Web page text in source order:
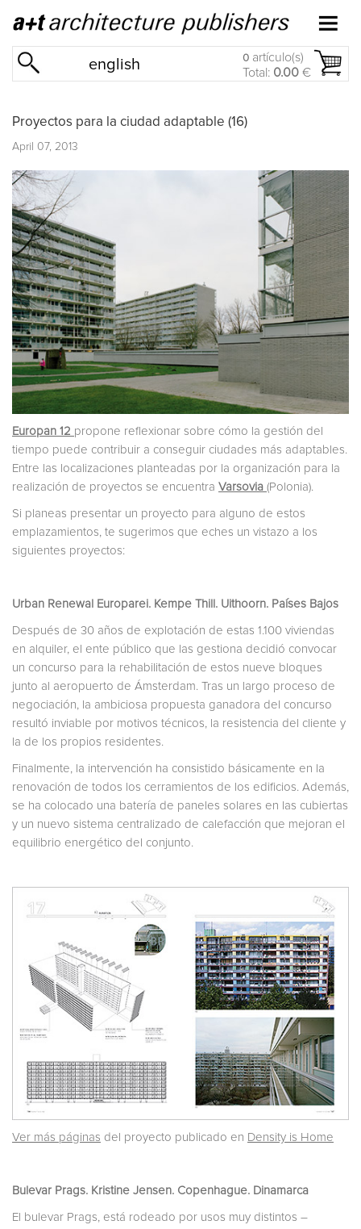
english 0 artículo(s)
Total: 0.00 €
Proyectos para la ciudad adaptable (16)
April 07, 2013
Europan 12 propone reflexionar sobre cómo la gestión del
tiempo puede contribuir a conseguir ciudades más adaptables.
Entre las localizaciones planteadas por la organización para la
realización de proyectos se encuentra Varsovia (Polonia).
Si planeas presentar un proyecto para alguno de estos
emplazamientos, te sugerimos que eches un vistazo a los
siguientes proyectos:
Urban Renewal Europarei. Kempe Thill. Uithoorn. Países Bajos
Después de 30 años de explotación de estas 1.100 viviendas
en alquiler, el ente público que las gestiona decidió convocar
un concurso para la rehabilitación de estos nueve bloques
junto al aeropuerto de Ámsterdam. Tras un largo proceso de
negociación, la ambiciosa propuesta ganadora del concurso
resultó inviable por motivos técnicos, la resistencia del cliente y
la de los propios residentes.
Finalmente, la intervención ha consistido básicamente en la
renovación de todos los cerramientos de los edificios. Además,
se ha colocado una batería de paneles solares en las cubiertas
y un nuevo sistema centralizado de calefacción que mejoran el
equilibrio energético del conjunto.
Ver más páginas del proyecto publicado en Density is Home
Bulevar Prags. Kristine Jensen. Copenhague. Dinamarca
El bulevar Prags, está rodeado por usos muy distintos –